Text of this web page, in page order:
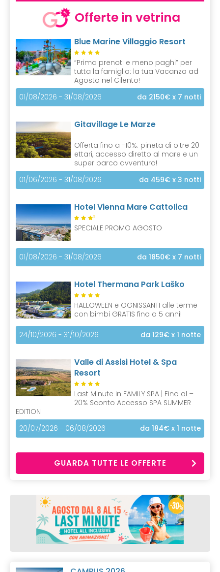
Offerte in vetrina
Blue Marine Villaggio Resort
“Prima prenoti e meno paghi” per
tutta la famiglia: la tua Vacanza ad
Agosto nel Cilento!
01/08/2026 - 31/08/2026
da 2150€ x 7 notti
Gitavillage Le Marze
Offerta fino a -10%: pineta di oltre 20
ettari, accesso diretto al mare e un
super parco avventura!
01/06/2026 - 31/08/2026
da 459€ x 3 notti
Hotel Vienna Mare Cattolica
S
SPECIALE PROMO AGOSTO
01/08/2026 - 31/08/2026 da 1850€ x 7 notti
Hotel Thermana Park Laško
HALLOWEEN e OGNISSANTI alle terme
con bimbi GRATIS fino a 5 anni!
24/10/2026 - 31/10/2026 da 129€ x 1 notte
Valle di Assisi Hotel & Spa
Resort
Last Minute in FAMILY SPA | Fino al –
20% Sconto Accesso SPA SUMMER
EDITION
20/07/2026 - 06/08/2026
da 184€ x 1 notte
GUARDA TUTTE LE OFFERTE